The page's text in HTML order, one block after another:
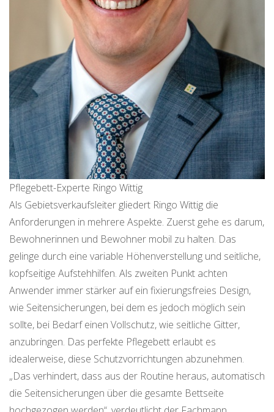
Pflegebett-Experte Ringo Wittig
Als Gebietsverkaufsleiter gliedert Ringo Wittig die
Anforderungen in mehrere Aspekte. Zuerst gehe es darum,
Bewohnerinnen und Bewohner mobil zu halten. Das
gelinge durch eine variable Höhenverstellung und seitliche,
kopfseitige Aufstehhilfen. Als zweiten Punkt achten
Anwender immer stärker auf ein fixierungsfreies Design,
wie Seitensicherungen, bei dem es jedoch möglich sein
sollte, bei Bedarf einen Vollschutz, wie seitliche Gitter,
anzubringen. Das perfekte Pflegebett erlaubt es
idealerweise, diese Schutzvorrichtungen abzunehmen.
„Das verhindert, dass aus der Routine heraus, automatisch
die Seitensicherungen über die gesamte Bettseite